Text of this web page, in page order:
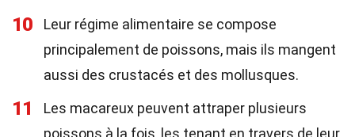
10
Leur régime alimentaire se compose
principalement de poissons, mais ils mangent
aussi des crustacés et des mollusques.
11
Les macareux peuvent attraper plusieurs
poissons à la fois, les tenant en travers de leur